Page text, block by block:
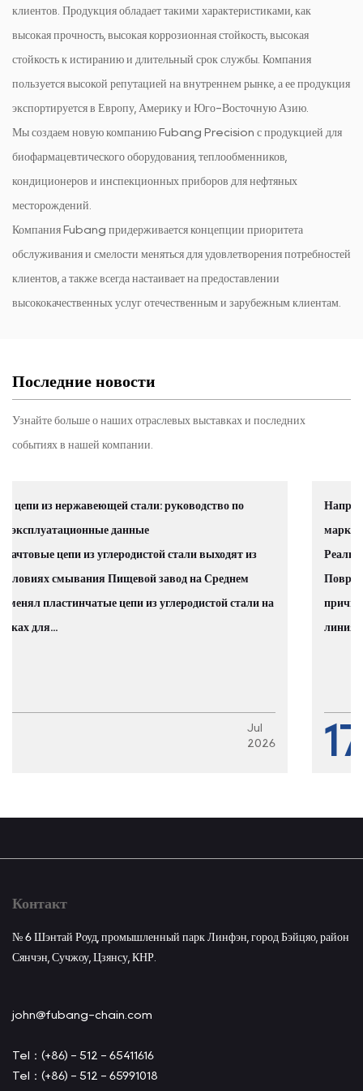
клиентов. Продукция обладает такими характеристиками, как
высокая прочность, высокая коррозионная стойкость, высокая
стойкость к истиранию и длительный срок службы. Компания
пользуется высокой репутацией на внутреннем рынке, а ее продукция
экспортируется в Европу, Америку и Юго-Восточную Азию.
Мы создаем новую компанию Fubang Precision с продукцией для
биофармацевтического оборудования, теплообменников,
кондиционеров и инспекционных приборов для нефтяных
месторождений.
Компания Fubang придерживается концепции приоритета
обслуживания и смелости меняться для удовлетворения потребностей
клиентов, а также всегда настаивает на предоставлении
высококачественных услуг отечественным и зарубежным клиентам.
Последние новости
Узнайте больше о наших отраслевых выставках и последних
событиях в нашей компании.
Направляющая роликовой цепи из нержавеющей стали:
марки материалов, выбор и применение
Реальная цена цепной коррозии во влажной среде
Повреждения цепей, вызванные коррозией, являются
причиной более 30% незапланированных простоев на
Контакт
№ 6 Шэнтай Роуд, промышленный парк Линфэн, город Бэйцяо, район
Сянчэн, Сучжоу, Цзянсу, КНР.
john@fubang-chain.com
Tel：(+86) - 512 - 65411616
Tel：(+86) - 512 - 65991018